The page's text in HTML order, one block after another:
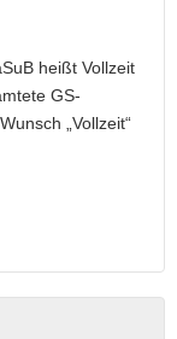
heißt Vollzeit
GS-
„Vollzeit“